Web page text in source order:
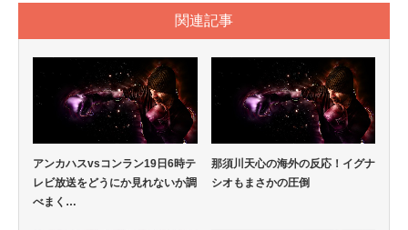
関連記事
アンカハスvsコンラン19日6時テ
レビ放送をどうにか見れないか調
べまく…
那須川天心の海外の反応！イグナ
シオもまさかの圧倒